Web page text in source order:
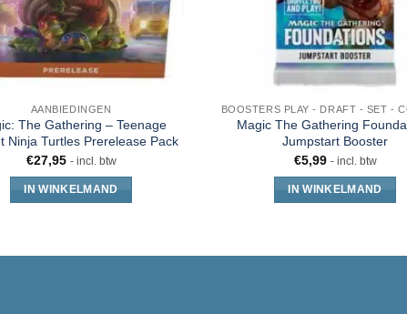
AANBIEDINGEN
The Gathering – Teenage
Ninja Turtles Prerelease Pack
€27,95 - incl. btw
IN WINKELMAND
Magic The Gathering
Jumpstart Booster
€5,99 - incl. btw
IN WINKELMAND